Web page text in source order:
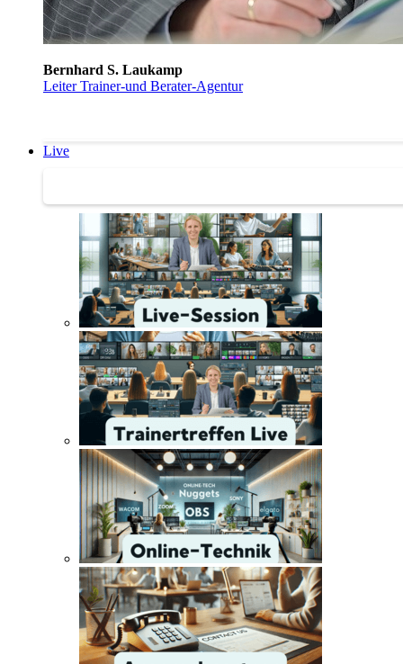
Bernhard S. Laukamp
Leiter Trainer-und Berater-Agentur
Live